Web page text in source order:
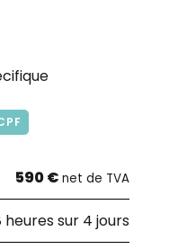
590 € net de TVA
heures sur 4 jours